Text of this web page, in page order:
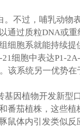
不过，哺乳动
过质粒DNA或
胞系就能持续
细胞中表达P1-
系统另一优势
因植物开发新
茄植株，这些
体内引发类似